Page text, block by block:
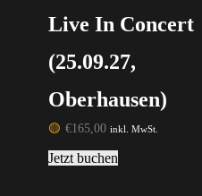
Live In Concert
(25.09.27,
Oberhausen)
🟡 €165,00 inkl. MwSt.
Jetzt buchen